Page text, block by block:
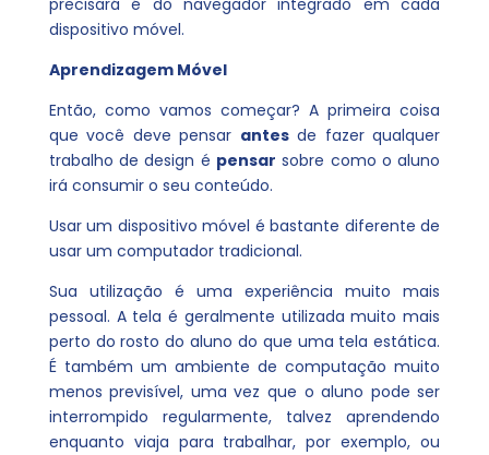
precisará é do navegador integrado em cada
dispositivo móvel.
Aprendizagem Móvel
Então, como vamos começar? A primeira coisa
que você deve pensar antesde fazer qualquer
trabalho de design é pensar sobre como o aluno
irá consumir o seu conteúdo.
Usar um dispositivo móvel é bastante diferente de
usar um computador tradicional.
Sua utilização é uma experiência muito mais
pessoal. A tela é geralmente utilizada muito mais
perto do rosto do aluno do que uma tela estática.
É também um ambiente de computação muito
menos previsível, uma vez que o aluno pode ser
interrompido regularmente, talvez aprendendo
enquanto viaja para trabalhar, por exemplo, ou